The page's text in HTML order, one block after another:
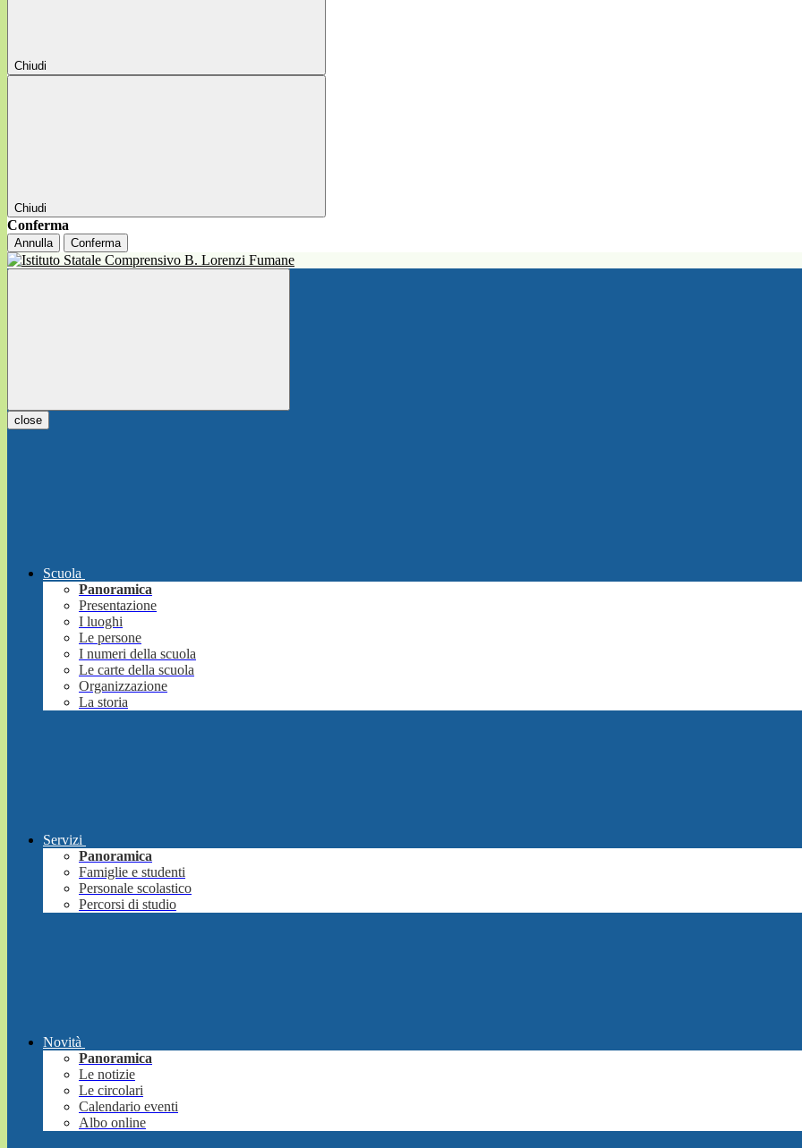
Chiudi
Chiudi
Conferma
Annulla Conferma
close
Scuola
Panoramica
Presentazione
I luoghi
Le persone
I numeri della scuola
Le carte della scuola
Organizzazione
La storia
Servizi
Panoramica
Famiglie e studenti
Personale scolastico
Percorsi di studio
Novità
Panoramica
Le notizie
Le circolari
Calendario eventi
Albo online